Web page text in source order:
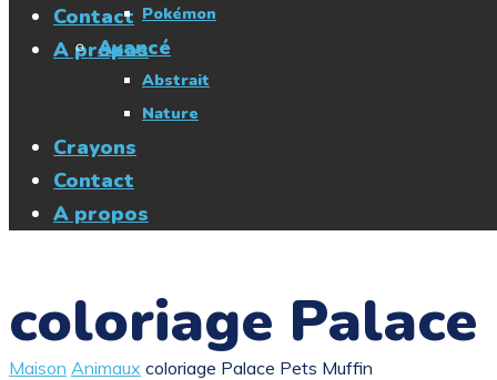
Contact
A propos
Pokémon
Avancé
Abstrait
Nature
Crayons
Contact
A propos
coloriage
Maison Animaux coloriage Palace Pets Muffin